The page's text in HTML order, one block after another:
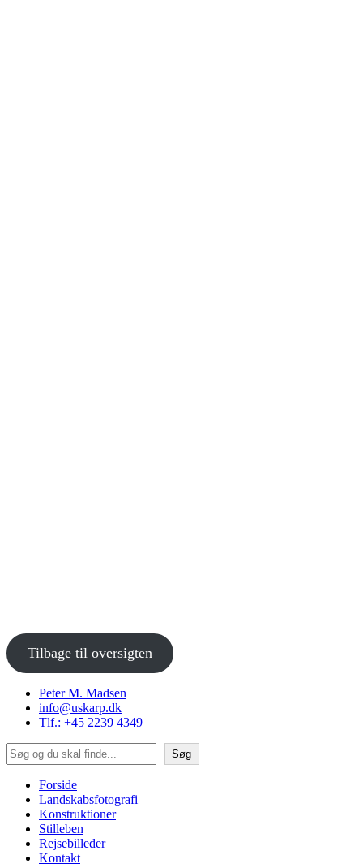
Tilbage til oversigten
Peter M. Madsen
info@uskarp.dk
Tlf.: +45 2239 4349
Søg
Søg
Forside
Landskabsfotografi
Konstruktioner
Stilleben
Rejsebilleder
Kontakt